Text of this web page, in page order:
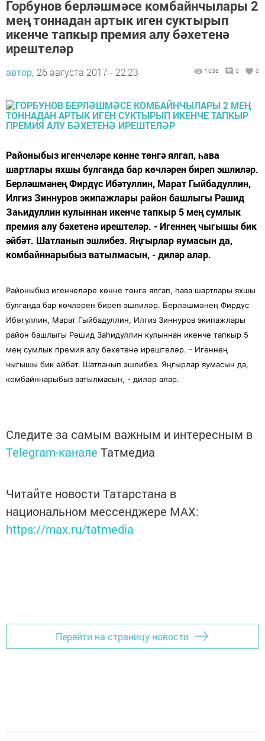
Горбунов берләшмәсе комбайнчылары 2
мең тоннадан артык иген суктырып
икенче тапкыр премия алу бәхетенә
ирештеләр
автор, 26 августа 2017 - 22:23 1038 0 0
Районыбыз игенчеләре көнне төнгә ялгап, һава
шартлары яхшы булганда бар көчләрен биреп эшлиләр.
Берләшмәнең Фирдүс Ибәтуллин, Марат Гыйбадуллин,
Илгиз Зиннуров экипажлары район башлыгы Рәшид
Заһидуллин кулыннан икенче тапкыр 5 мең сумлык
премия алу бәхетенә ирештеләр. - Игеннең чыгышы бик
әйбәт. Шатланып эшлибез. Яңгырлар яумасын да,
комбайннарыбыз ватылмасын, - диләр алар.
Районыбыз игенчеләре көнне төнгә ялгап, һава шартлары яхшы
булганда бар көчләрен биреп эшлиләр. Берләшмәнең Фирдүс
Ибәтуллин, Марат Гыйбадуллин, Илгиз Зиннуров экипажлары
район башлыгы Рәшид Заһидуллин кулыннан икенче тапкыр 5
мең сумлык премия алу бәхетенә ирештеләр. - Игеннең
чыгышы бик әйбәт. Шатланып эшлибез. Яңгырлар яумасын да,
комбайннарыбыз ватылмасын, - диләр алар.
Следите за самым важным и интересным в
Telegram-канале Татмедиа
Читайте новости Татарстана в
национальном мессенджере MАХ:
https://max.ru/tatmedia
Перейти на страницу новости